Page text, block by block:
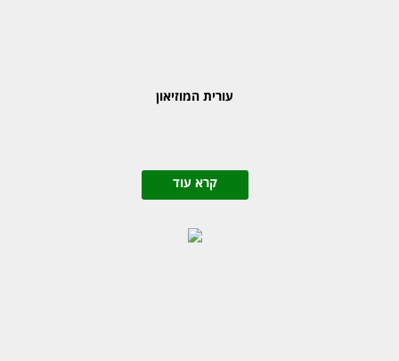
עורית המוזיאון
קרא עוד